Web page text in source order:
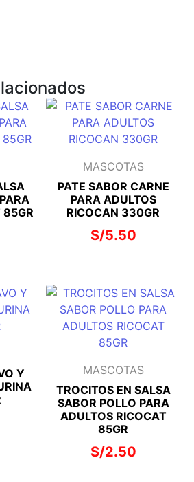
85GR
MASCOTAS
PATE SABOR CARNE
PARA ADULTOS
RICOCAN 330GR
S/5.50
Y
MASCOTAS
TROCITOS EN SALSA
SABOR POLLO PARA
ADULTOS RICOCAT
85GR
S/2.50